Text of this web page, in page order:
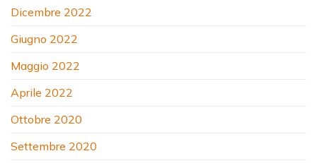
Dicembre 2022
Giugno 2022
Maggio 2022
Aprile 2022
Ottobre 2020
Settembre 2020